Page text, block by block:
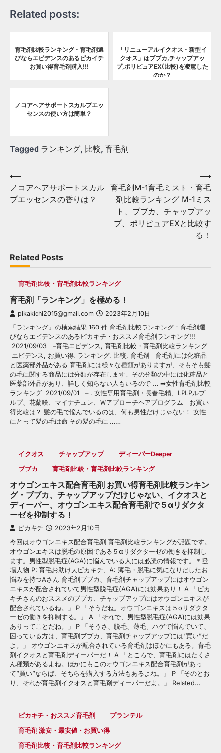
Related posts:
育毛剤比較ランキング・育毛剤選
びならエビデンスのあるピカイチ
お買い得育毛剤購入!!!
「リニューアルイクオス・新型イ
クオス」はブブカ,チャップアッ
プ,ポリピュアEX(比較)を凌駕した
のか？
ノコアヘアサポートスカルプエッ
センスの使い方は簡単？
Tagged ランキング, 比較, 育毛剤
Post
navigation
⟵
ノコアヘアサポートスカル
プエッセンスの香りは？
育毛剤M-1育毛ミスト・育毛
剤比較ランキング M-1ミス
ト、ブブカ、チャップアッ
プ、ポリピュアEXと比較す
る！
⟶
Related Posts
育毛剤比較・育毛剤比較ランキング
育毛剤「ランキング」を極める！
pikakichi2015@gmail.com 2023年2月10日
「ランキング」の検索結果 160 件 育毛剤比較ランキング：育毛剤選
びならエビデンスのあるピカキチ・おススメ育毛剤ランキング!!!
2021/09/03 –育毛エビデンス, 育毛剤比較・育毛剤比較ランキング
エビデンス, お買い得, ランキング, 比較, 育毛剤 育毛剤には化粧品
と医薬部外品がある 育毛剤には様々な種類がありますが、そもそも髪
の毛に関する商品には分類が存在します。その分類の中には化粧品と
医薬部外品があり、詳しく知らない人もいるので … ➡女性育毛剤比較
ランキング 2021/09/01 – . 女性専用育毛剤・長春毛精、LPLPルプ
ルプ、花蘭咲、マイナチュレ、Ｗアプローチヘアプログラム お買い
得比較は？ 髪の毛で悩んでいるのは、何も男性だけじゃない！ 女性
にとって髪の毛は命 その髪の毛に ……
イクオス チャップアップ
ディーパーDeeper
ブブカ
育毛剤比較・育毛剤比較ランキング
オウゴンエキス配合育毛剤 お買い得育毛剤比較ランキン
グ・ブブカ、チャップアップだけじゃない、イクオスと
ディーパー、オウゴンエキス配合育毛剤で５αリダクタ
ーゼを抑制する！
ピカキチ 2023年2月10日
今回はオウゴンエキス配合育毛剤 育毛剤比較ランキングが話題です。
オウゴンエキスは脱毛の原因である５αリダクターゼの働きを抑制し
ます。男性型脱毛症(AGA)に悩んでいる人には必読の情報です。＊登
場人物 P: 育毛お助け人ピカキチ、A: 薄毛・脱毛に気になりだしたお
悩みを持つAさん 育毛剤ブブカ、育毛剤チャップアップにはオウゴン
エキスが配合されていて男性型脱毛症(AGA)には効果あり！ A 「ピカ
キチさんのおススメのブブカ、チャップアップにはオウゴンエキスが
配合されているね。」 P 「そうだね。オウゴンエキスは５αリダクタ
ーゼの働きを抑制する。」 A 「それで、男性型脱毛症(AGA)には効果
ありってことだね。」 P 「そうさ、脱毛、薄毛、ハゲで悩んでいて、
困っている方は、育毛剤ブブカ、育毛剤チャップアップには”買い”だ
よ。」 オウゴンエキスが配合されている育毛剤はほかにもある。育毛
剤イクオスと育毛剤ディーパーだ！ A 「ところで、育毛剤にはたくさ
ん種類があるよね。ほかにもこのオウゴンエキス配合育毛剤があっ
て”買い”ならば、そちらを購入する方法もあるよね。」 P 「そのとお
り、それが育毛剤イクオスと育毛剤ディーパーだよ。」 Related…
ピカキチ・おススメ育毛剤
プランテル
育毛剤 激安・最安値・お買い得
育毛剤比較・育毛剤比較ランキング